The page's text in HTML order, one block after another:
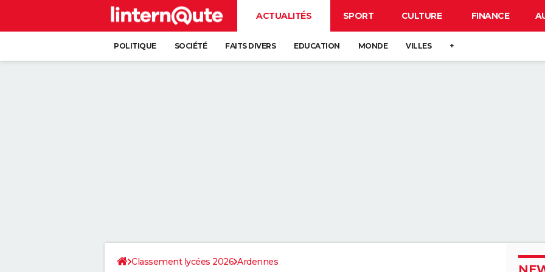
ACTUALITÉS SPORT CULTURE FINANCE
POLITIQUE SOCIÉTÉ FAITS DIVERS EDUCATION MONDE VILLES +
Classement lycées 2026 Ardennes